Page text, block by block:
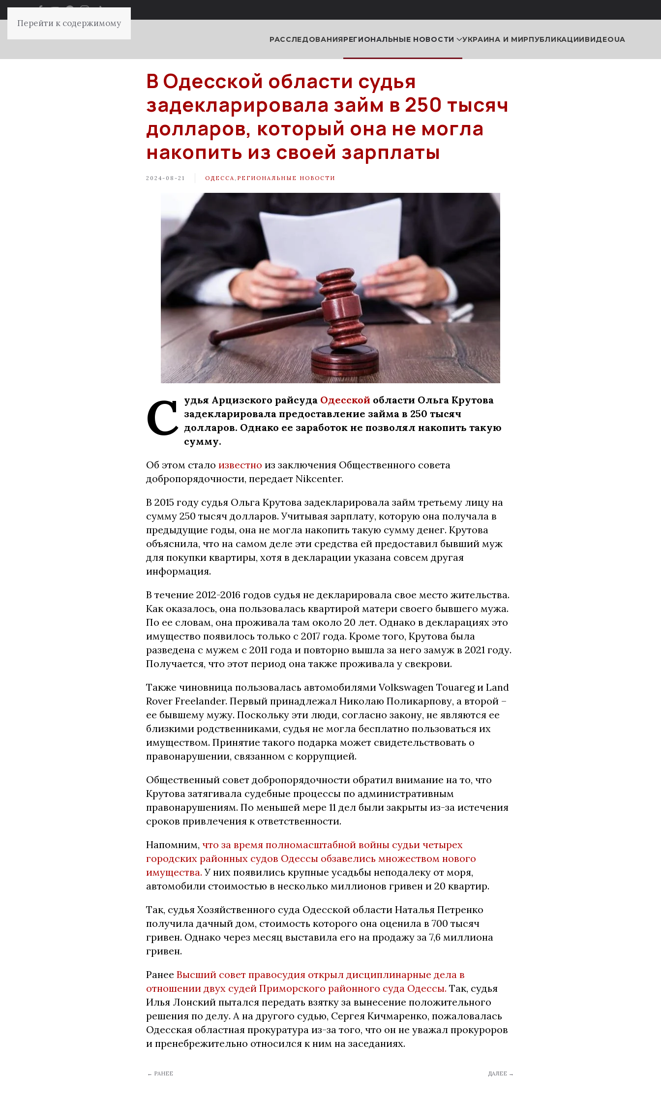
Перейти к содержимому
РАССЛЕДОВАНИЯРЕГИОНАЛЬНЫЕ НОВОСТИ УКРАИНА И МИРПУБЛИКАЦИИВИДЕОUA
В Одесской области судья
задекларировала займ в 250 тысяч
долларов, который она не могла
накопить из своей зарплаты
2024-08-21 ОДЕССА РЕГИОНАЛЬНЫЕ НОВОСТИ
С удья Арцизского райсуда Одесской области Ольга Крутова
задекларировала предоставление займа в 250 тысяч
долларов. Однако ее заработок не позволял накопить такую
сумму.
Об этом стало известно из заключения Общественного совета
добропорядочности, передает Nikcenter.
В 2015 году судья Ольга Крутова задекларировала займ третьему лицу на
сумму 250 тысяч долларов. Учитывая зарплату, которую она получала в
предыдущие годы, она не могла накопить такую сумму денег. Крутова
объяснила, что на самом деле эти средства ей предоставил бывший муж
для покупки квартиры, хотя в декларации указана совсем другая
информация.
В течение 2012-2016 годов судья не декларировала свое место жительства.
Как оказалось, она пользовалась квартирой матери своего бывшего мужа.
По ее словам, она проживала там около 20 лет. Однако в декларациях это
имущество появилось только с 2017 года. Кроме того, Крутова была
разведена с мужем с 2011 года и повторно вышла за него замуж в 2021 году.
Получается, что этот период она также проживала у свекрови.
Также чиновница пользовалась автомобилями Volkswagen Touareg и Land
Rover Freelander. Первый принадлежал Николаю Поликарпову, а второй –
ее бывшему мужу. Поскольку эти люди, согласно закону, не являются ее
близкими родственниками, судья не могла бесплатно пользоваться их
имуществом. Принятие такого подарка может свидетельствовать о
правонарушении, связанном с коррупцией.
Общественный совет добропорядочности обратил внимание на то, что
Крутова затягивала судебные процессы по административным
правонарушениям. По меньшей мере 11 дел были закрыты из-за истечения
сроков привлечения к ответственности.
Напомним, что за время полномасштабной войны судьи четырех
городских районных судов Одессы обзавелись множеством нового
имущества. У них появились крупные усадьбы неподалеку от моря,
автомобили стоимостью в несколько миллионов гривен и 20 квартир.
Так, судья Хозяйственного суда Одесской области Наталья Петренко
получила дачный дом, стоимость которого она оценила в 700 тысяч
гривен. Однако через месяц выставила его на продажу за 7,6 миллиона
гривен.
Ранее Высший совет правосудия открыл дисциплинарные дела в
отношении двух судей Приморского районного суда Одессы. Так, судья
Илья Лонский пытался передать взятку за вынесение положительного
решения по делу. А на другого судью, Сергея Кичмаренко, пожаловалась
Одесская областная прокуратура из-за того, что он не уважал прокуроров
и пренебрежительно относился к ним на заседаниях.
← РАНЕЕ ДАЛЕЕ →